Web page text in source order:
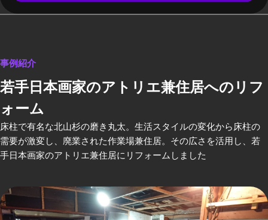
事例紹介
若手日本画家のアトリエ兼住居へのリフ
ォーム
床柱で有名な北山杉の磨き丸太。生活スタイルの変化から床柱の
需要が激変し、廃業された作業場兼住居。その広さを活用し、若
手日本画家のアトリエ兼住居にリフォームしました